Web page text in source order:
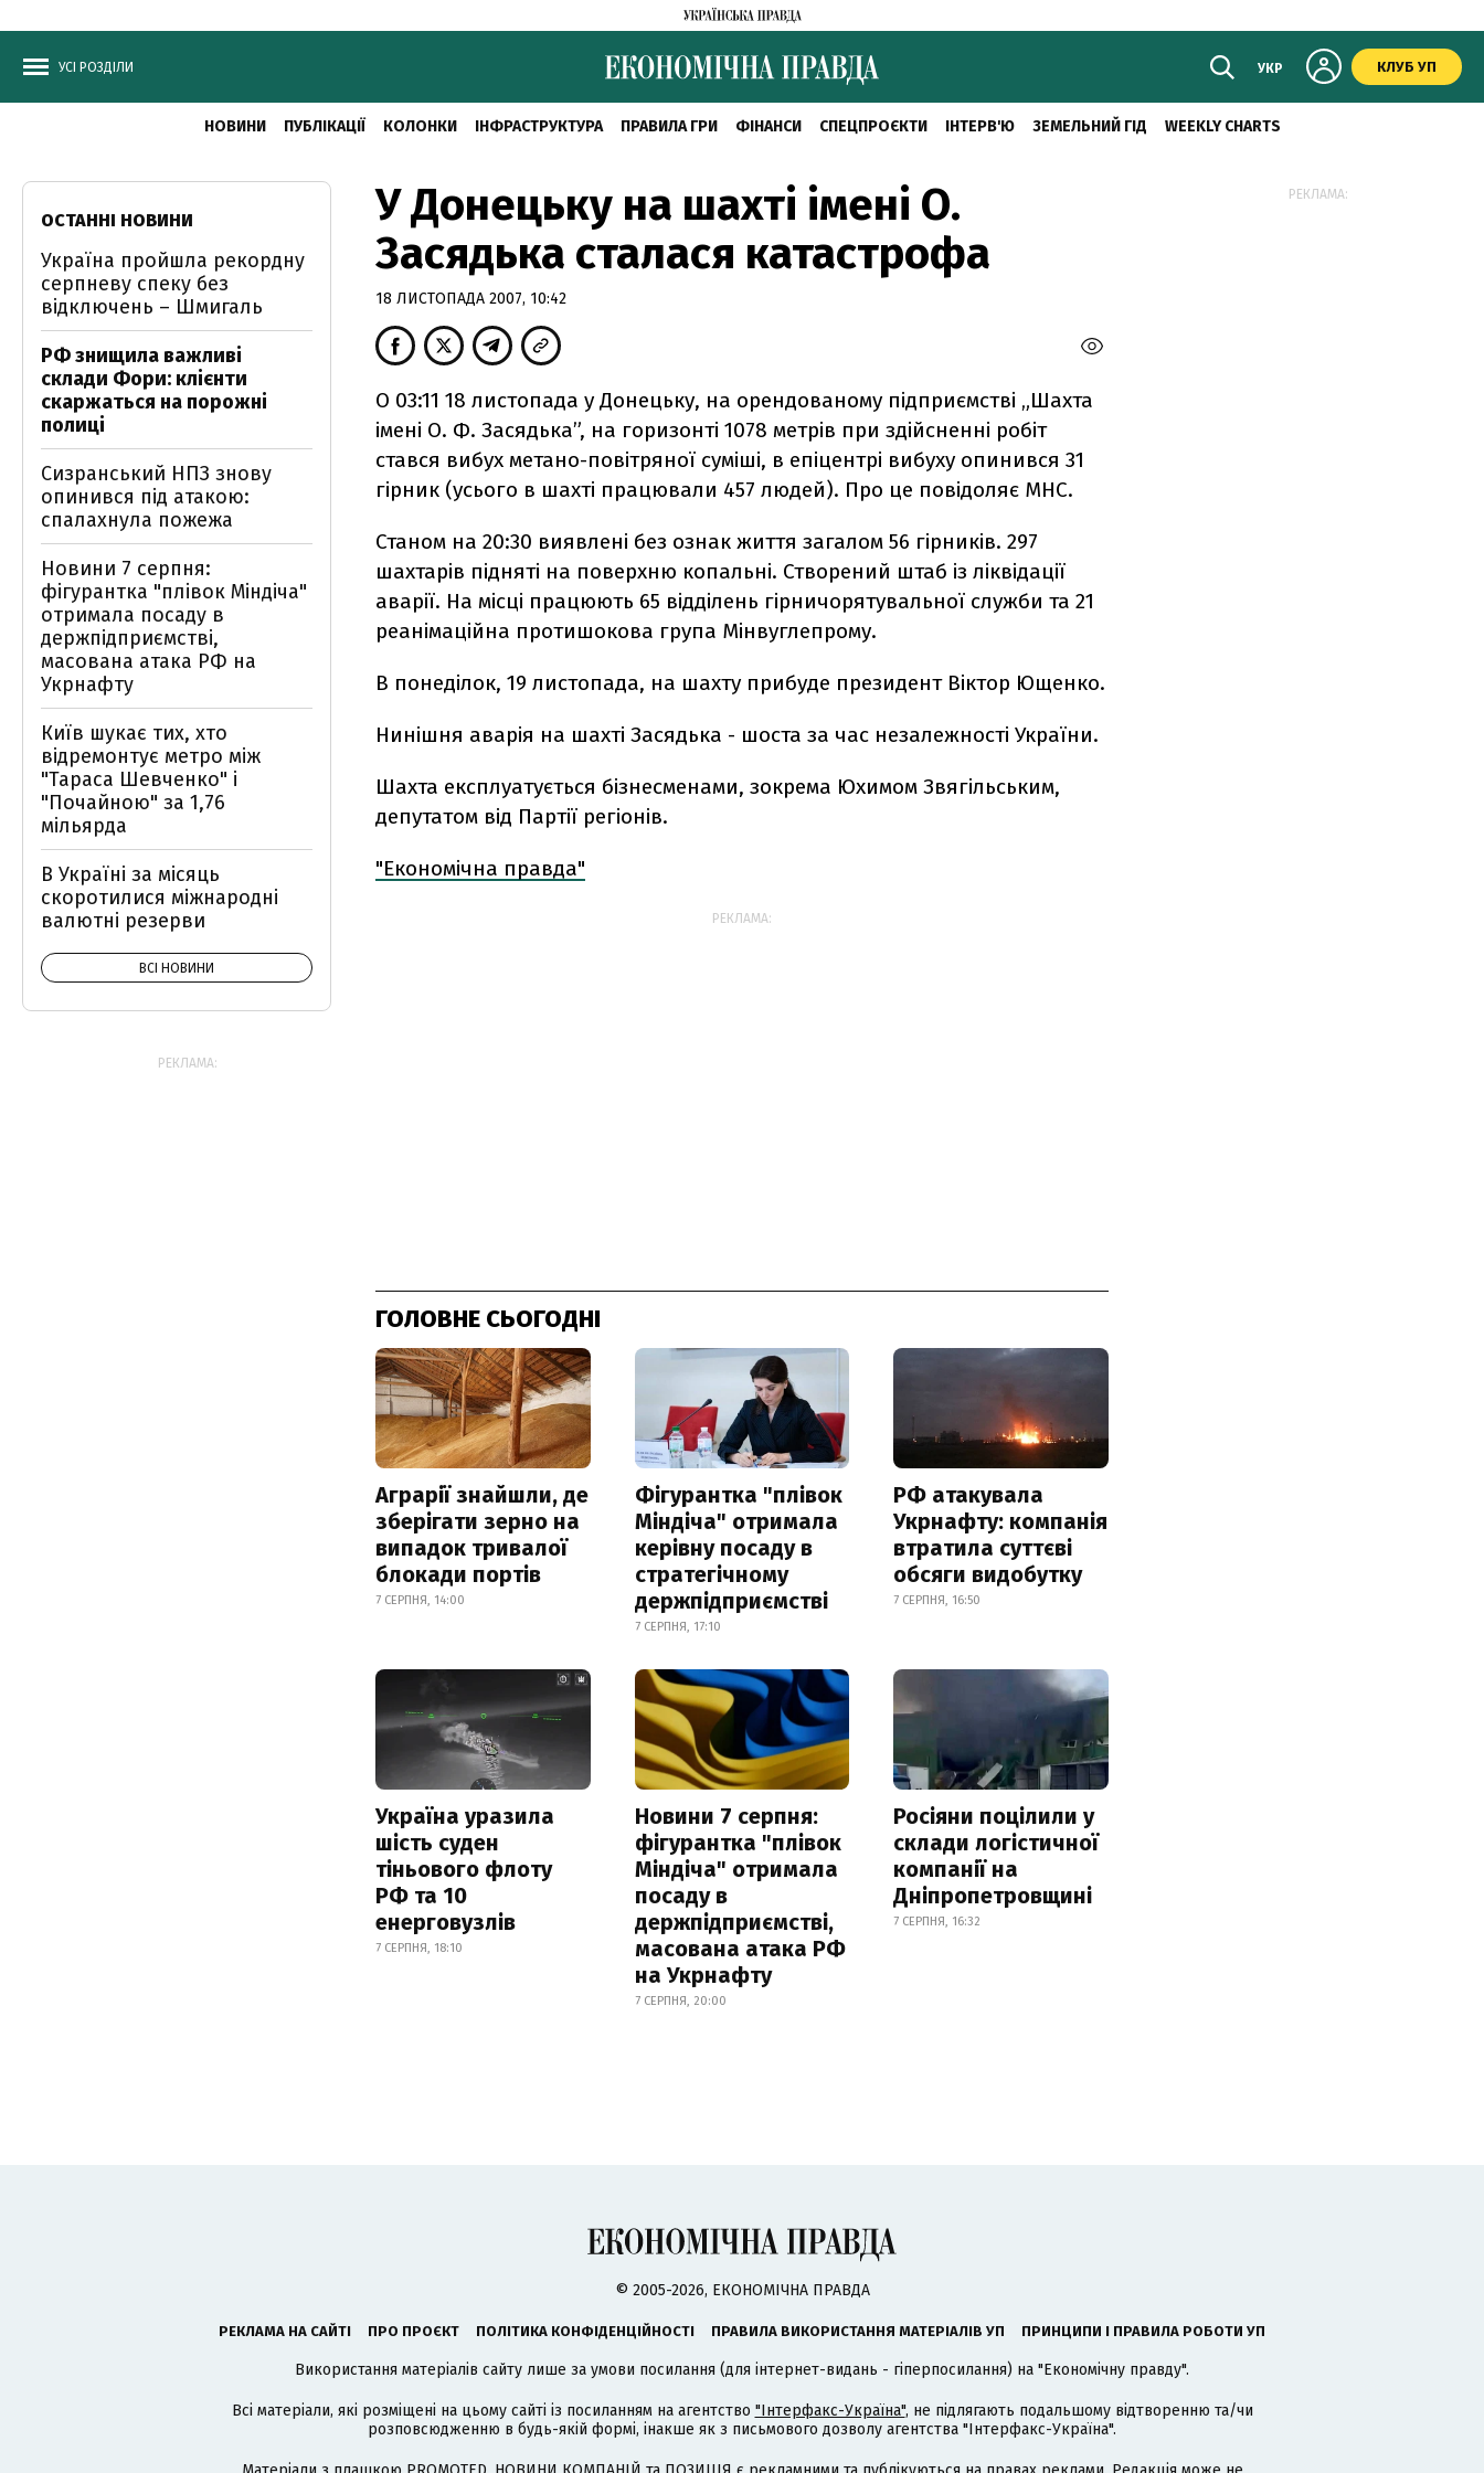
УСІ РОЗДІЛИ УКР КЛУБ УП
НОВИНИ ПУБЛІКАЦІЇ КОЛОНКИ ІНФРАСТРУКТУРА ПРАВИЛА ГРИ ФІНАНСИ СПЕЦПРОЄКТИ ІНТЕРВ'Ю ЗЕМЕЛЬНИЙ ГІД WEEKLY CHARTS
У Донецьку на шахті імені О.
Засядька сталася катастрофа
18 ЛИСТОПАДА 2007, 10:42
О 03:11 18 листопада у Донецьку, на орендованому підприємстві „Шахта
імені О. Ф. Засядька”, на горизонті 1078 метрів при здійсненні робіт
стався вибух метано-повітряної суміші, в епіцентрі вибуху опинився 31
гірник (усього в шахті працювали 457 людей). Про це повідоляє МНС.
Станом на 20:30 виявлені без ознак життя загалом 56 гірників. 297
шахтарів підняті на поверхню копальні. Створений штаб із ліквідації
аварії. На місці працюють 65 відділень гірничорятувальної служби та 21
реанімаційна протишокова група Мінвуглепрому.
В понеділок, 19 листопада, на шахту прибуде президент Віктор Ющенко.
Нинішня аварія на шахті Засядька - шоста за час незалежності України.
Шахта експлуатується бізнесменами, зокрема Юхимом Звягільським,
депутатом від Партії регіонів.
"Економічна правда"
РЕКЛАМА:
ГОЛОВНЕ СЬОГОДНІ
Аграрії знайшли, де
зберігати зерно на
випадок тривалої
блокади портів
7 СЕРПНЯ, 14:00
Фігурантка "плівок
Міндіча" отримала
керівну посаду в
стратегічному
держпідприємстві
7 СЕРПНЯ, 17:10
РФ атакувала
Укрнафту: компанія
втратила суттєві
обсяги видобутку
7 СЕРПНЯ, 16:50
Україна уразила
шість суден
тіньового флоту
РФ та 10
енерговузлів
7 СЕРПНЯ, 18:10
Новини 7 серпня:
фігурантка "плівок
Міндіча" отримала
посаду в
держпідприємстві,
масована атака РФ
на Укрнафту
7 СЕРПНЯ, 20:00
Росіяни поцілили у
склади логістичної
компанії на
Дніпропетровщині
7 СЕРПНЯ, 16:32
ОСТАННІ НОВИНИ
Україна пройшла рекордну
серпневу спеку без
відключень – Шмигаль
РФ знищила важливі
склади Фори: клієнти
скаржаться на порожні
полиці
Сизранський НПЗ знову
опинився під атакою:
спалахнула пожежа
Новини 7 серпня:
фігурантка "плівок Міндіча"
отримала посаду в
держпідприємстві,
масована атака РФ на
Укрнафту
Київ шукає тих, хто
відремонтує метро між
"Тараса Шевченко" і
"Почайною" за 1,76
мільярда
В Україні за місяць
скоротилися міжнародні
валютні резерви
ВСІ НОВИНИ
РЕКЛАМА:
РЕКЛАМА:
© 2005-2026, ЕКОНОМІЧНА ПРАВДА
РЕКЛАМА НА САЙТІ ПРО ПРОЄКТ ПОЛІТИКА КОНФІДЕНЦІЙНОСТІ ПРАВИЛА ВИКОРИСТАННЯ МАТЕРІАЛІВ УП ПРИНЦИПИ І ПРАВИЛА РОБОТИ УП
Використання матеріалів сайту лише за умови посилання (для інтернет-видань - гіперпосилання) на "Економічну правду".
Всі матеріали, які розміщені на цьому сайті із посиланням на агентство "Інтерфакс-Україна", не підлягають подальшому відтворенню та/чи
розповсюдженню в будь-якій формі, інакше як з письмового дозволу агентства "Інтерфакс-Україна".